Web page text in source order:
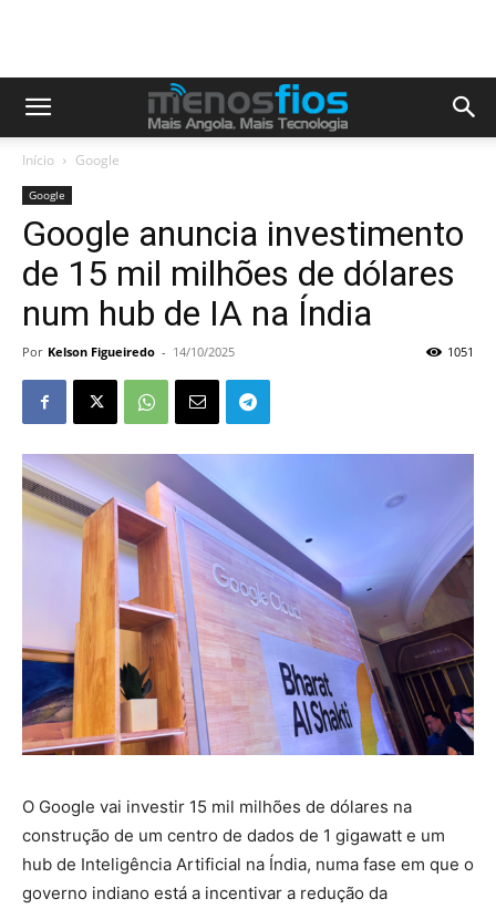
Início Google
Google
Google anuncia investimento
de 15 mil milhões de dólares
num hub de IA na Índia
Por Kelson Figueiredo - 14/10/2025 1051
O Google vai investir 15 mil milhões de dólares na
construção de um centro de dados de 1 gigawatt e um
hub de Inteligência Artificial na Índia, numa fase em que o
governo indiano está a incentivar a redução da